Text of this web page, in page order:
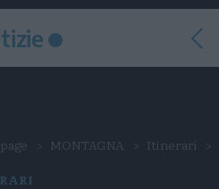
MONTAGNA Itinerari